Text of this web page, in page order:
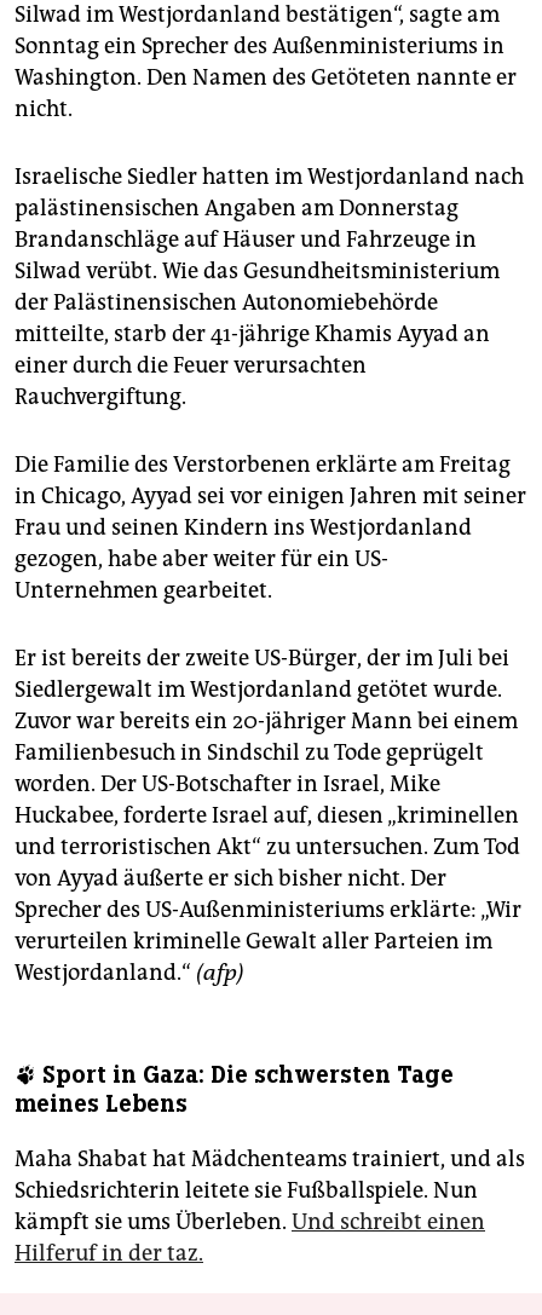
Silwad im Westjordanland bestätigen“, sagte am
Sonntag ein Sprecher des Außenministeriums in
Washington. Den Namen des Getöteten nannte er
nicht.
Israelische Siedler hatten im Westjordanland nach
palästinensischen Angaben am Donnerstag
Brandanschläge auf Häuser und Fahrzeuge in
Silwad verübt. Wie das Gesundheitsministerium
der Palästinensischen Autonomiebehörde
mitteilte, starb der 41-jährige Khamis Ayyad an
einer durch die Feuer verursachten
Rauchvergiftung.
Die Familie des Verstorbenen erklärte am Freitag
in Chicago, Ayyad sei vor einigen Jahren mit seiner
Frau und seinen Kindern ins Westjordanland
gezogen, habe aber weiter für ein US-
Unternehmen gearbeitet.
Er ist bereits der zweite US-Bürger, der im Juli bei
Siedlergewalt im Westjordanland getötet wurde.
Zuvor war bereits ein 20-jähriger Mann bei einem
Familienbesuch in Sindschil zu Tode geprügelt
worden. Der US-Botschafter in Israel, Mike
Huckabee, forderte Israel auf, diesen „kriminellen
und terroristischen Akt“ zu untersuchen. Zum Tod
von Ayyad äußerte er sich bisher nicht. Der
Sprecher des US-Außenministeriums erklärte: „Wir
verurteilen kriminelle Gewalt aller Parteien im
Westjordanland.“ (afp)
🐾 Sport in Gaza: Die schwersten Tage
meines Lebens
Maha Shabat hat Mädchenteams trainiert, und als
Schiedsrichterin leitete sie Fußballspiele. Nun
kämpft sie ums Überleben. Und schreibt einen
Hilferuf in der taz.